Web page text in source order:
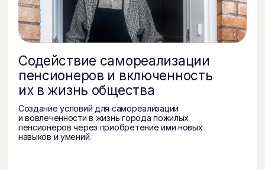
+7 (495) 545-08-43
Повышение качество жизни пожилых
Социальная инклюзия
info@qualityoflife.ru
Направления деятельности
Контакты
В ней рассказываем о самых важных
новостях и активностях фонда
Подписаться